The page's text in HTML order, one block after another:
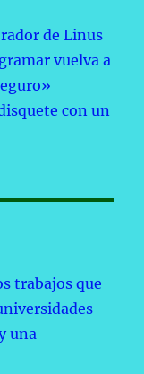
de Linus
vuelva a
con un
trabajos que
una